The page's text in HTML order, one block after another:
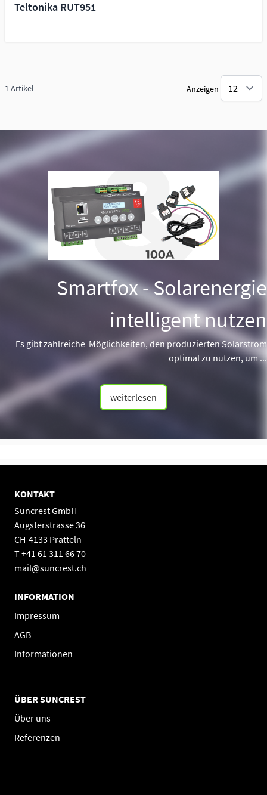
Teltonika RUT951
1Artikel Anzeigen
Smartfox - Solarenergie
intelligent nutzen
Es gibt zahlreiche Möglichkeiten, den produzierten Solarstrom
optimal zu nutzen, um ...
weiterlesen
KONTAKT
Suncrest GmbH
Augsterstrasse 36
CH-4133 Pratteln
T +41 61 311 66 70
mail@suncrest.ch
INFORMATION
Impressum
AGB
Informationen
ÜBER SUNCREST
Über uns
Referenzen